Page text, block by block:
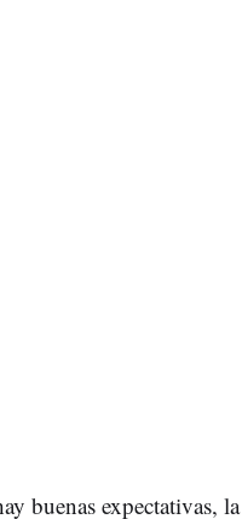
buenas expectativas, la